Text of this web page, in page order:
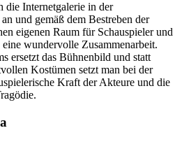
Internetgalerie in der
und gemäß dem Bestreben der
eigenen Raum für Schauspieler und
wundervolle Zusammenarbeit.
ersetzt das Bühnenbild und statt
Kostümen setzt man bei der
Kraft der Akteure und die